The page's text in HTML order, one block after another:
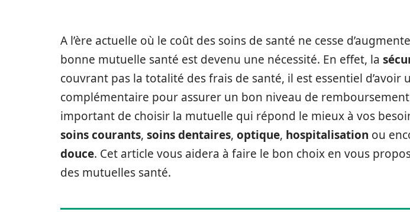
A l’ère actuelle où le coût des soins de santé ne cesse
bonne mutuelle santé est devenu une nécessité. En effet, la
couvrant pas la totalité des frais de santé, il est essentiel d’avoir
complémentaire pour assurer un bon niveau de
important de choisir la mutuelle qui répond le mieux à vos
soins courants, soins dentaires, optique, hospitalisation ou
douce. Cet article vous aidera à faire le bon choix en vous
des mutuelles santé.